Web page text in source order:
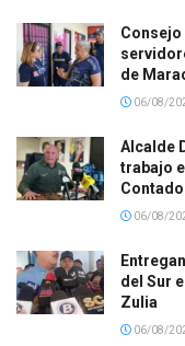
de
06/08/
Alcalde
trabajo
06/08/
del Sur
Zulia
06/08/